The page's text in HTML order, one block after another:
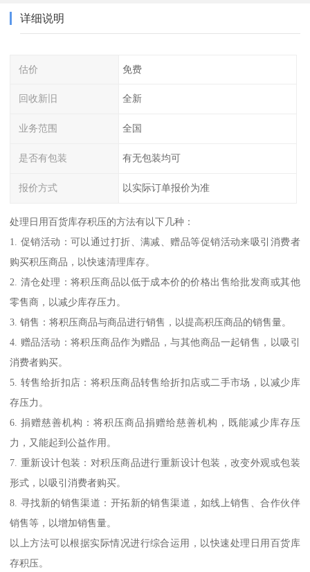
详细说明
估价 免费
回收新旧 全新
业务范围 全国
是否有包装 有无包装均可
报价方式 以实际订单报价为准
处理日用百货库存积压的方法有以下几种：
1. 促销活动：可以通过打折、满减、赠品等促销活动来吸引消费者
购买积压商品，以快速清理库存。
2. 清仓处理：将积压商品以低于成本价的价格出售给批发商或其他
零售商，以减少库存压力。
3. 销售：将积压商品与商品进行销售，以提高积压商品的销售量。
4. 赠品活动：将积压商品作为赠品，与其他商品一起销售，以吸引
消费者购买。
5. 转售给折扣店：将积压商品转售给折扣店或二手市场，以减少库
存压力。
6. 捐赠慈善机构：将积压商品捐赠给慈善机构，既能减少库存压
力，又能起到公益作用。
7. 重新设计包装：对积压商品进行重新设计包装，改变外观或包装
形式，以吸引消费者购买。
8. 寻找新的销售渠道：开拓新的销售渠道，如线上销售、合作伙伴
销售等，以增加销售量。
以上方法可以根据实际情况进行综合运用，以快速处理日用百货库
存积压。